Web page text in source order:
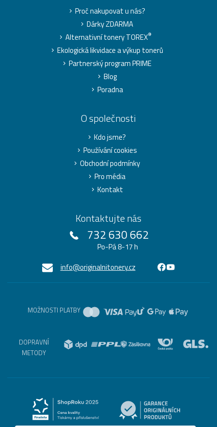
Proč nakupovat u nás?
Dárky ZDARMA
Alternativní tonery TOREX®
Ekologická likvidace a výkup tonerů
Partnerský program PRIME
Blog
Poradna
O společnosti
Kdo jsme?
Používání cookies
Obchodní podmínky
Pro média
Kontakt
Kontaktujte nás
732 630 662
Po-Pá 8-17 h
info@originalnitonery.cz
MOŽNOSTI PLATBY
DOPRAVNÍ
METODY